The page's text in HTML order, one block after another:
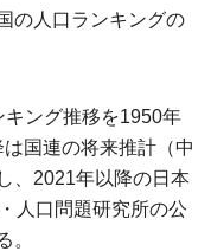
の人口ランキングの
ング推移を1950年
国連の将来推計（中
、2021年以降の日本
人口問題研究所の公
。